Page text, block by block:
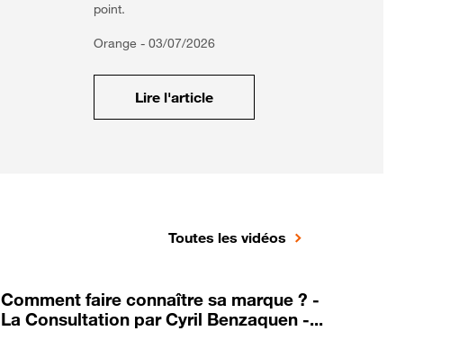
point.
Orange - 03/07/2026
Lire l'article
Toutes les vidéos
Comment faire connaître sa marque ? -
La Consultation par Cyril Benzaquen -...